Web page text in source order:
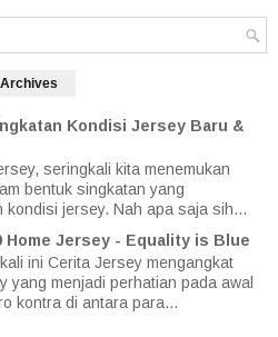
Kondisi Jersey Baru &
seringkali kita menemukan
bentuk singkatan yang
kondisi jersey. Nah apa saja sih...
Home Jersey - Equality is Blue
ini Cerita Jersey mengangkat
yang menjadi perhatian pada awal
kontra di antara para...